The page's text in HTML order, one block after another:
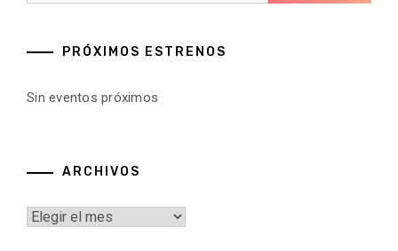
PRÓXIMOS ESTRENOS
Sin eventos próximos
ARCHIVOS
Archivos